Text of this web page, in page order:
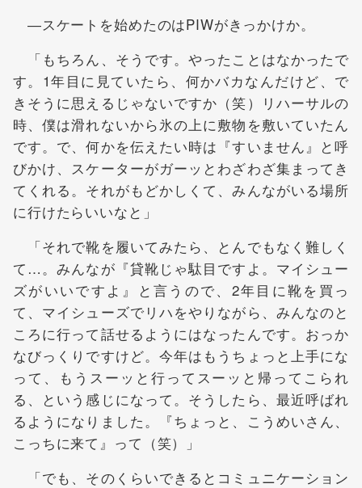
―スケートを始めたのはPIWがきっかけか。
「もちろん、そうです。やったことはなかったで
す。1年目に見ていたら、何かバカなんだけど、で
きそうに思えるじゃないですか（笑）リハーサルの
時、僕は滑れないから氷の上に敷物を敷いていたん
です。で、何かを伝えたい時は『すいません』と呼
びかけ、スケーターがガーッとわざわざ集まってき
てくれる。それがもどかしくて、みんながいる場所
に行けたらいいなと」
「それで靴を履いてみたら、とんでもなく難しく
て…。みんなが『貸靴じゃ駄目ですよ。マイシュー
ズがいいですよ』と言うので、2年目に靴を買っ
て、マイシューズでリハをやりながら、みんなのと
ころに行って話せるようにはなったんです。おっか
なびっくりですけど。今年はもうちょっと上手にな
って、もうスーッと行ってスーッと帰ってこられ
る、という感じになって。そうしたら、最近呼ばれ
るようになりました。『ちょっと、こうめいさん、
こっちに来て』って（笑）」
「でも、そのくらいできるとコミュニケーション